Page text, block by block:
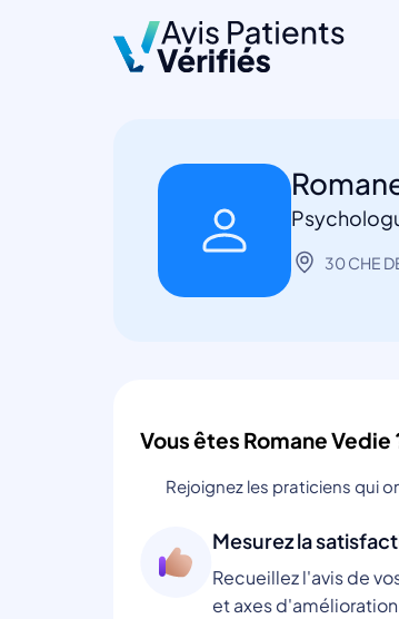
30 CHE
Vous êtes Romane Vedie
Rejoignez les praticiens qui
Mesurez la
Recueillez l'avis de
et axes